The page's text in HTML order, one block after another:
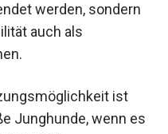
werden, sondern
auch als
ist
Junghunde, wenn es